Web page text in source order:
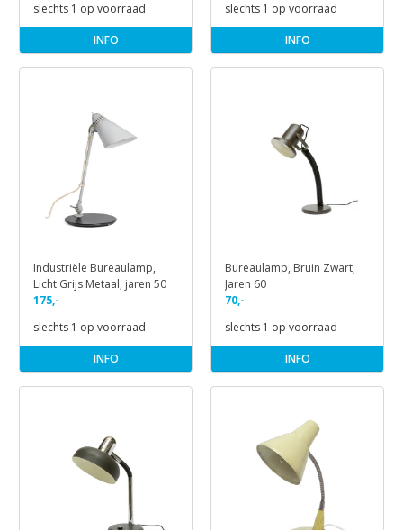
slechts 1 op voorraad
INFO
slechts 1 op voorraad
INFO
Industriële Bureaulamp,
Licht Grijs Metaal, jaren 50
175,-
slechts 1 op voorraad
INFO
Bureaulamp, Bruin Zwart,
Jaren 60
70,-
slechts 1 op voorraad
INFO